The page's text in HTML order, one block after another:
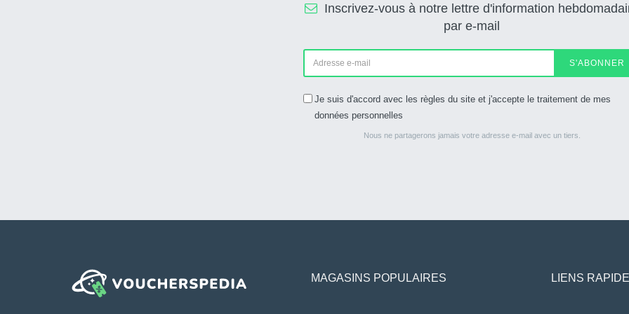
Inscrivez-vous à notre lettre d'information
par e-mail
S'ABONNER
Je suis d'accord avec les règles du site et j'accepte le traitement de mes
données personnelles
Nous ne partagerons jamais votre adresse e-mail avec un tiers.
MAGASINS POPULAIRES LIENS